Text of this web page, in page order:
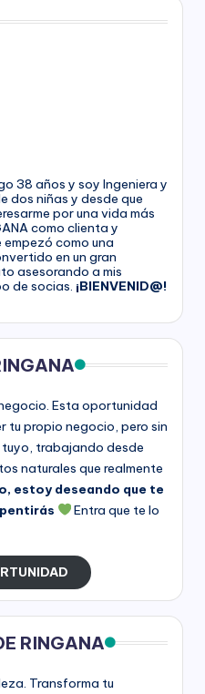
38 años y soy Ingeniera y
dos niñas y desde que
por una vida más
como clienta y
empezó como una
en un gran
asesorando a mis
de socias. ¡BIENVENID@!
Esta oportunidad
tu propio negocio, pero sin
trabajando desde
naturales que realmente
estoy deseando que te
Entra que te lo
RINGANA
Transforma tu